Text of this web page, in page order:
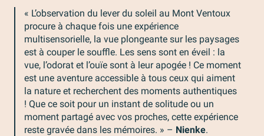
« L’observation du lever du soleil au Mont Ventoux
procure à chaque fois une expérience
multisensorielle, la vue plongeante sur les paysages
est à couper le souffle. Les sens sont en éveil : la
vue, l’odorat et l’ouïe sont à leur apogée ! Ce moment
est une aventure accessible à tous ceux qui aiment
la nature et recherchent des moments authentiques
! Que ce soit pour un instant de solitude ou un
moment partagé avec vos proches, cette expérience
reste gravée dans les mémoires. » – Nienke.